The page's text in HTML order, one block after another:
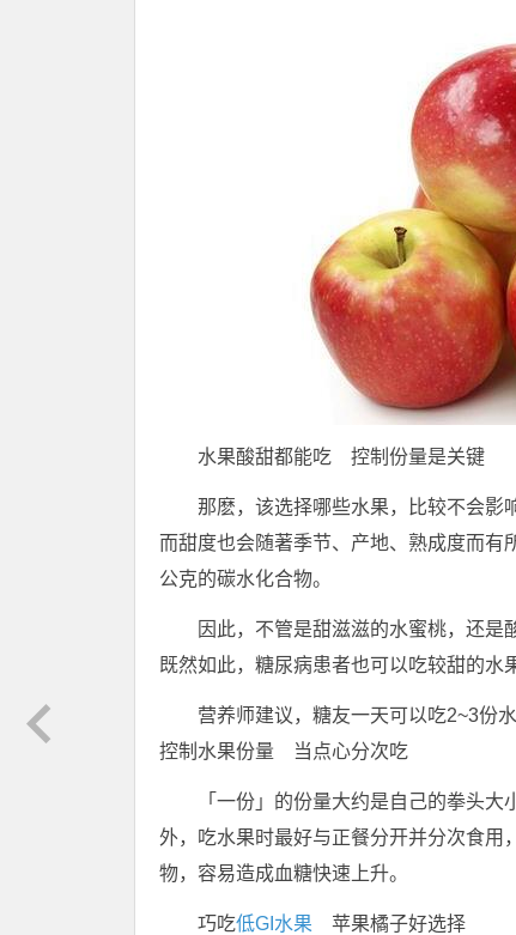
水果酸甜都能吃 控制份量是关键
那麽，该选择哪些水果，比较不会影
而甜度也会随著季节、产地、熟成度而
公克的碳水化合物。
因此，不管是甜滋滋的水蜜桃，还是
既然如此，糖尿病患者也可以吃较甜的水
营养师建议，糖友一天可以吃2~3份
控制水果份量 当点心分次吃
「一份」的份量大约是自己的拳头
外，吃水果时最好与正餐分开并分次食用
物，容易造成血糖快速上升。
巧吃低GI水果 苹果橘子好选择